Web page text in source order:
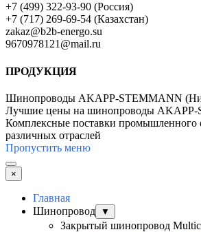
+7 (499) 322-93-90 (Россия)
+7 (717) 269-69-54 (Казахстан)
zakaz@b2b-energo.su
9670978121@mail.ru
ПРОДУКЦИЯ
Шинопроводы AKAPP-STEMMANN
Лучшие цены на шинопроводы
Комплексные поставки промышленного
различных отраслей
Пропустить меню
×
Главная
Шинопровод
▼
Закрытый шинопровод